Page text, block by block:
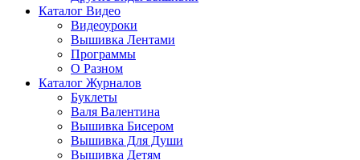
Каталог Видео
Видеоуроки
Вышивка Лентами
Программы
О Разном
Каталог Журналов
Буклеты
Валя Валентина
Вышивка Бисером
Вышивка Для Души
Вышивка Детям